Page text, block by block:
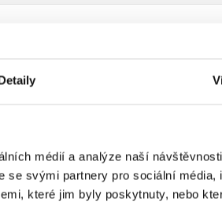
médií a analýze naší
svými partnery pro sociální média,
které jim byly poskytnuty, nebo